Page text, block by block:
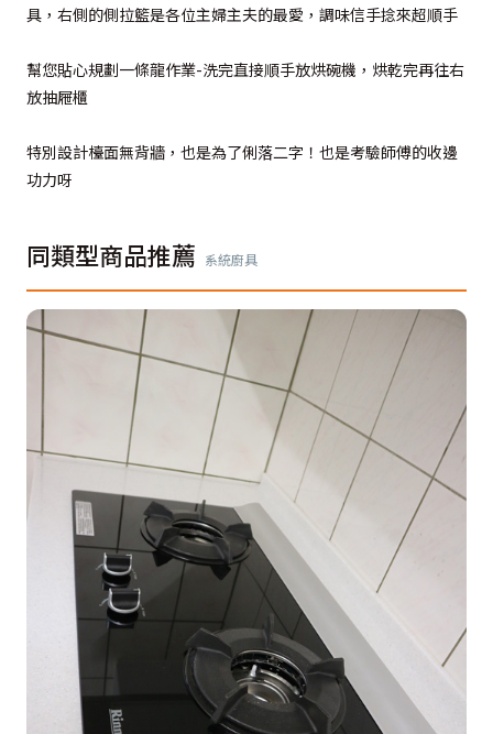
具，右側的側拉籃是各位主婦主夫的最愛，調味信手捻來超順手
幫您貼心規劃一條龍作業-洗完直接順手放烘碗機，烘乾完再往右
放抽屜櫃
特別設計檯面無背牆，也是為了俐落二字！也是考驗師傅的收邊
功力呀
同類型商品推薦 系統廚具